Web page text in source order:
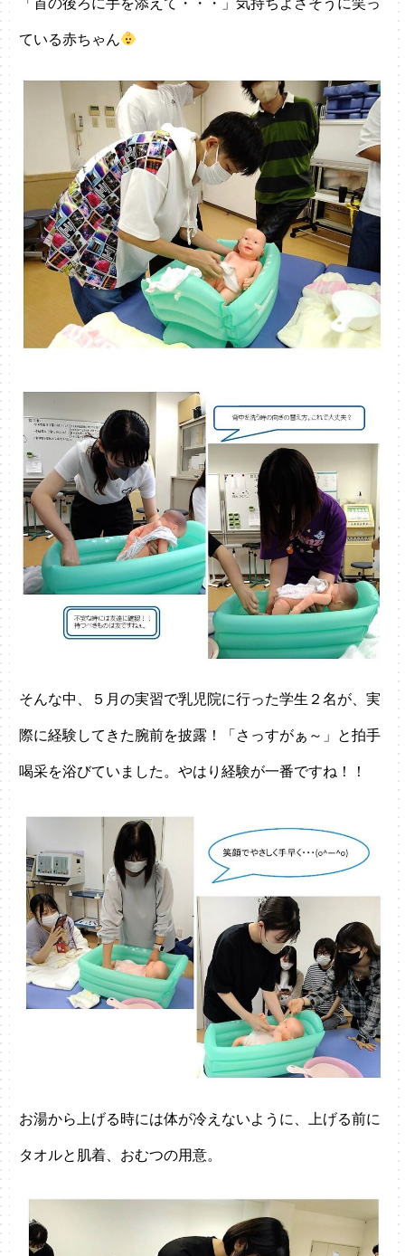
「首の後ろに手を添えて・・・」気持ちよさそうに笑っ
ている赤ちゃん
そんな中、５月の実習で乳児院に行った学生２名が、実
際に経験してきた腕前を披露！「さっすがぁ～」と拍手
喝采を浴びていました。やはり経験が一番ですね！！
お湯から上げる時には体が冷えないように、上げる前に
タオルと肌着、おむつの用意。